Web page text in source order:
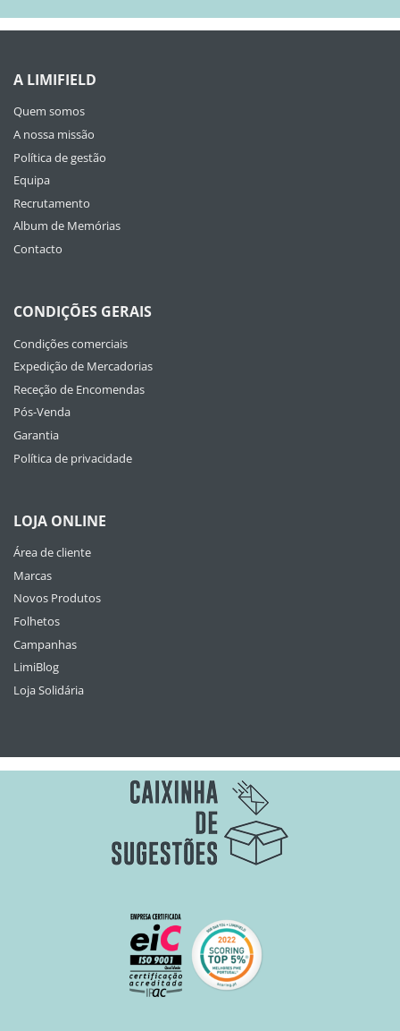
A LIMIFIELD
Quem somos
A nossa missão
Política de gestão
Equipa
Recrutamento
Album de Memórias
Contacto
CONDIÇÕES GERAIS
Condições comerciais
Expedição de Mercadorias
Receção de Encomendas
Pós-Venda
Garantia
Política de privacidade
LOJA ONLINE
Área de cliente
Marcas
Novos Produtos
Folhetos
Campanhas
LimiBlog
Loja Solidária